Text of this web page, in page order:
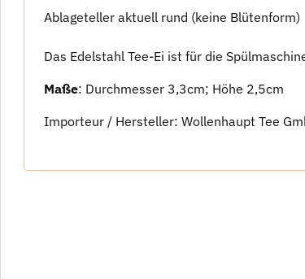
Ablageteller aktuell rund (keine Blütenform)
Das Edelstahl Tee-Ei ist für die
Maße: Durchmesser 3,3cm; Höhe 2,5cm
Importeur / Hersteller: Wollenhaupt Tee